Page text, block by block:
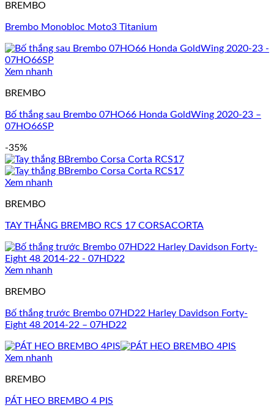
BREMBO
Brembo Monobloc Moto3 Titanium
Xem nhanh
BREMBO
Bố thắng sau Brembo 07HO66 Honda GoldWing 2020-23 –
07HO66SP
-35%
Xem nhanh
BREMBO
TAY THẮNG BREMBO RCS 17 CORSACORTA
Xem nhanh
BREMBO
Bố thắng trước Brembo 07HD22 Harley Davidson Forty-
Eight 48 2014-22 – 07HD22
Xem nhanh
BREMBO
PÁT HEO BREMBO 4 PIS